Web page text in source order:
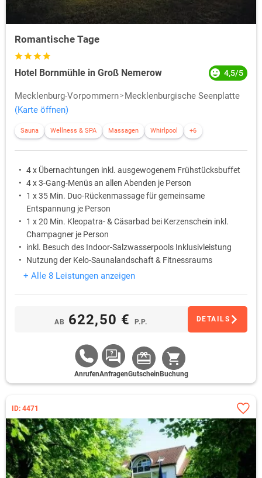
Romantische Tage
Hotel Bornmühle in Groß Nemerow 4,5/5
Mecklenburg-Vorpommern
Mecklenburgische Seenplatte
(Karte öffnen)
Sauna Wellness & SPA Massagen Whirlpool +6
4 x Übernachtungen inkl. ausgewogenem Frühstücksbuffet
4 x 3-Gang-Menüs an allen Abenden je Person
1 x 35 Min. Duo-Rückenmassage für gemeinsame
Entspannung je Person
1 x 20 Min. Kleopatra- & Cäsarbad bei Kerzenschein inkl.
Champagner je Person
inkl. Besuch des Indoor-Salzwasserpools Inklusivleistung
Nutzung der Kelo-Saunalandschaft & Fitnessraums
Inklusivleistung
+ Alle 8 Leistungen anzeigen
AB 622,50 € P.P. DETAILS
AnrufenAnfragenGutschein Buchung
ID: 4471